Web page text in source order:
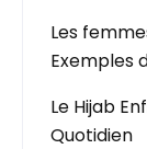
Les
Exemples
Le Hijab
Quotidien